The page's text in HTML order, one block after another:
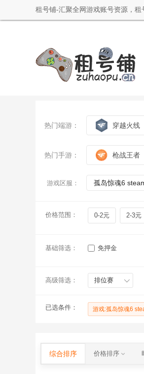
租号铺-汇聚全网游戏账号资源，租
热门端游： 穿越火线
热门手游： 枪战王者
游戏区服： 孤岛惊魂6
价格范围： 0-2元 2-3元
基础筛选： 免押金
高级筛选： 排位赛
已选条件： 游戏:孤岛惊魂6
综合排序 价格排序